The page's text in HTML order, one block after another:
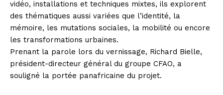
vidéo, installations et techniques mixtes, ils explorent
des thématiques aussi variées que l’identité, la
mémoire, les mutations sociales, la mobilité ou encore
les transformations urbaines.
Prenant la parole lors du vernissage, Richard Bielle,
président-directeur général du groupe CFAO, a
souligné la portée panafricaine du projet.